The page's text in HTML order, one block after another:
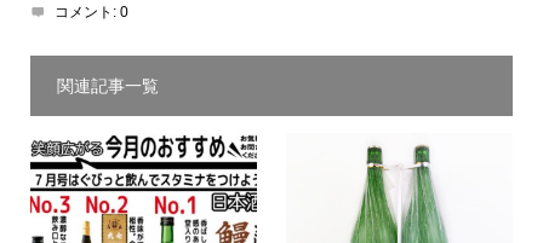
コメント: 0
関連記事一覧